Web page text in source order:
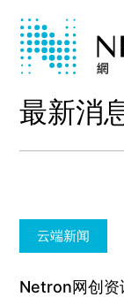
最新消
云端新闻
Netron网创资